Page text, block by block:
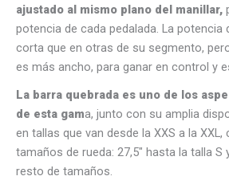
ajustado al mismo plano del manillar,
potencia de cada pedalada. La
corta que en otras de su segmento,
es más ancho, para ganar en control y
La barra quebrada es uno de los
de esta gama, junto con su amplia
en tallas que van desde la XXS a la
tamaños de rueda: 27,5″ hasta la talla S
resto de tamaños.